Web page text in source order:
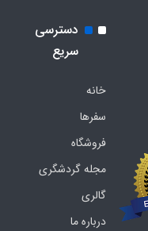
دسترسی
سریع
خانه
سفرها
فروشگاه
مجله گردشگری
گالری
درباره ما